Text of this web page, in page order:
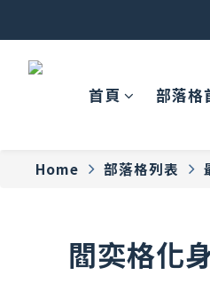
首頁
部落格
Home 部落格列表
閻奕格化